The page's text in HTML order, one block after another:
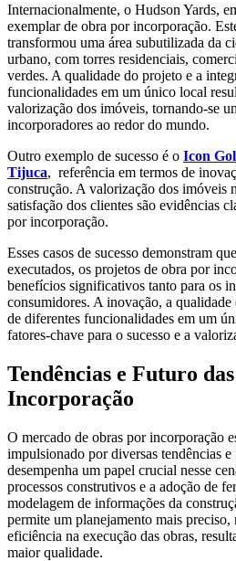
Internacionalmente, o Hudson Yards,
exemplar de obra por incorporação.
transformou uma área subutilizada da
urbano, com torres residenciais,
verdes. A qualidade do projeto e a
funcionalidades em um único local
valorização dos imóveis, tornando-se
incorporadores ao redor do mundo.
Outro exemplo de sucesso é o Icon
Tijuca, referência em termos de
construção. A valorização dos imóveis
satisfação dos clientes são evidências
por incorporação.
Esses casos de sucesso demonstram
executados, os projetos de obra por
benefícios significativos tanto para os
consumidores. A inovação, a qualidade
de diferentes funcionalidades em um
fatores-chave para o sucesso e a
Tendências e Futuro
Incorporação
O mercado de obras por incorporação
impulsionado por diversas tendências
desempenha um papel crucial nesse
processos construtivos e a adoção de
modelagem de informações da
permite um planejamento mais preciso,
eficiência na execução das obras,
maior qualidade.